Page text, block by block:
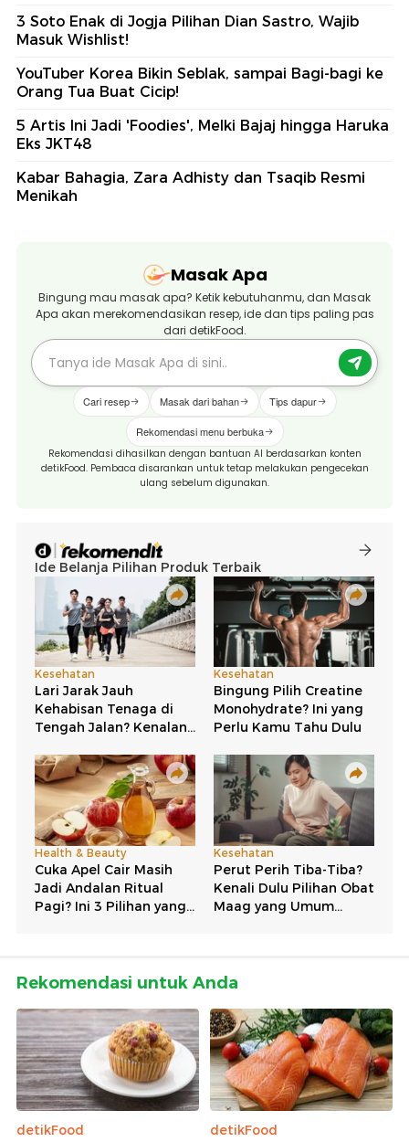
3 Soto Enak di Jogja Pilihan Dian Sastro, Wajib
Masuk Wishlist!
YouTuber Korea Bikin Seblak, sampai Bagi-bagi ke
Orang Tua Buat Cicip!
5 Artis Ini Jadi 'Foodies', Melki Bajaj hingga Haruka
Eks JKT48
Kabar Bahagia, Zara Adhisty dan Tsaqib Resmi
Menikah
Masak Apa
Bingung mau masak apa? Ketik kebutuhanmu, dan Masak
Apa akan merekomendasikan resep, ide dan tips paling pas
dari detikFood.
Cari resep Masak dari bahan Tips dapur
Rekomendasi menu berbuka
Rekomendasi dihasilkan dengan bantuan AI berdasarkan konten
detikFood. Pembaca disarankan untuk tetap melakukan pengecekan
ulang sebelum digunakan.
Rekomendasi untuk Anda
detikFood
detikFood